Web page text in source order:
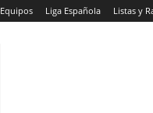
Equipos Liga Española Listas y